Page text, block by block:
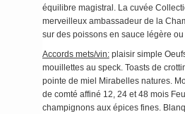
équilibre magistral. La cuvée
merveilleux ambassadeur de la
sur des poissons en sauce légère
Accords mets/vin:plaisir simple
mouillettes au speck. Toasts de
pointe de miel Mirabelles natures.
de comté affiné 12, 24 et 48 mois
champignons aux épices fines.